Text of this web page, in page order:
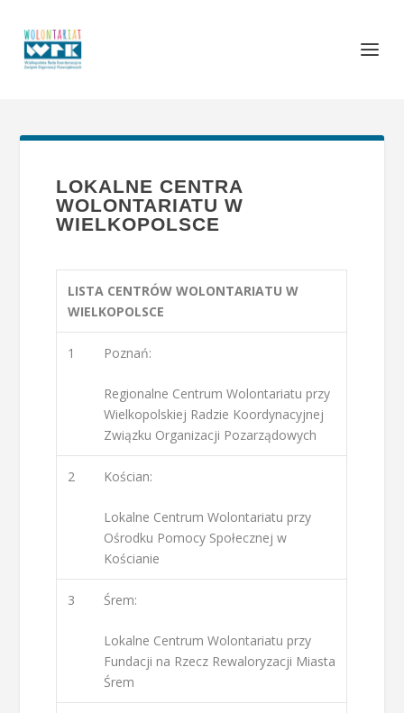
LOKALNE CENTRA
WOLONTARIATU W
WIELKOPOLSCE
LISTA CENTRÓW WOLONTARIATU W
WIELKOPOLSCE
1 Poznań:
Regionalne Centrum Wolontariatu przy
Wielkopolskiej Radzie Koordynacyjnej
Związku Organizacji Pozarządowych
2 Kościan:
Lokalne Centrum Wolontariatu przy
Ośrodku Pomocy Społecznej w
Kościanie
3 Śrem:
Lokalne Centrum Wolontariatu przy
Fundacji na Rzecz Rewaloryzacji Miasta
Śrem